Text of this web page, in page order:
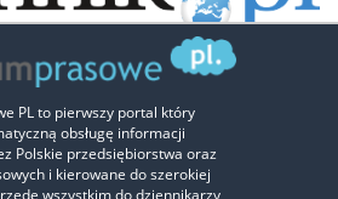
PL to pierwszy portal który
obsługę informacji
Polskie przedsiębiorstwa oraz
i kierowane do szerokiej